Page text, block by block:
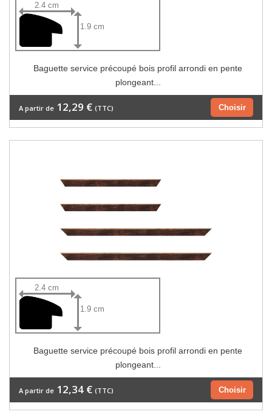
2.4 cm
1.9 cm
Baguette service précoupé bois profil arrondi en pente
plongeant...
Choisir
A partir de 12,29 € (TTC)
2.4 cm
1.9 cm
Baguette service précoupé bois profil arrondi en pente
plongeant...
Choisir
A partir de 12,34 € (TTC)